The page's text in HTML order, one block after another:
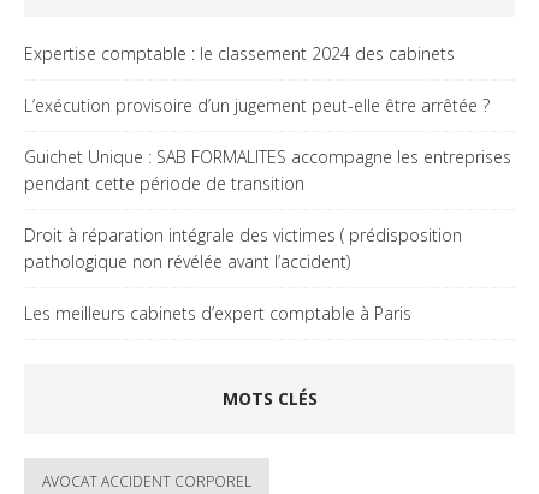
Expertise comptable : le classement 2024 des cabinets
L’exécution provisoire d’un jugement peut-elle être arrêtée ?
Guichet Unique : SAB FORMALITES accompagne les entreprises
pendant cette période de transition
Droit à réparation intégrale des victimes ( prédisposition
pathologique non révélée avant l’accident)
Les meilleurs cabinets d’expert comptable à Paris
MOTS CLÉS
AVOCAT ACCIDENT CORPOREL